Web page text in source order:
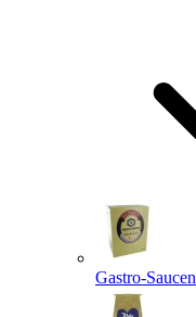
Gastro-Saucen